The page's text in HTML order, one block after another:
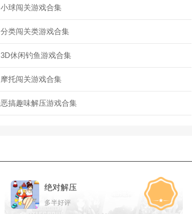
小球闯关游戏合集
分类闯关类游戏合集
3D休闲钓鱼游戏合集
摩托闯关游戏合集
恶搞趣味解压游戏合集
绝对解压
多半好评